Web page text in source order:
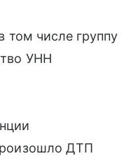
том числе группу
УНН
ДТП